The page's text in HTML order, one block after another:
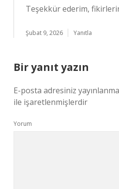
Teşekkür ederim,
Şubat 9, 2026 Yanıtla
Bir yanıt yazın
E-posta adresiniz
ile işaretlenmişlerdir
Yorum